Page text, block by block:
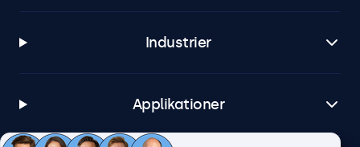
Industrier
Applikationer